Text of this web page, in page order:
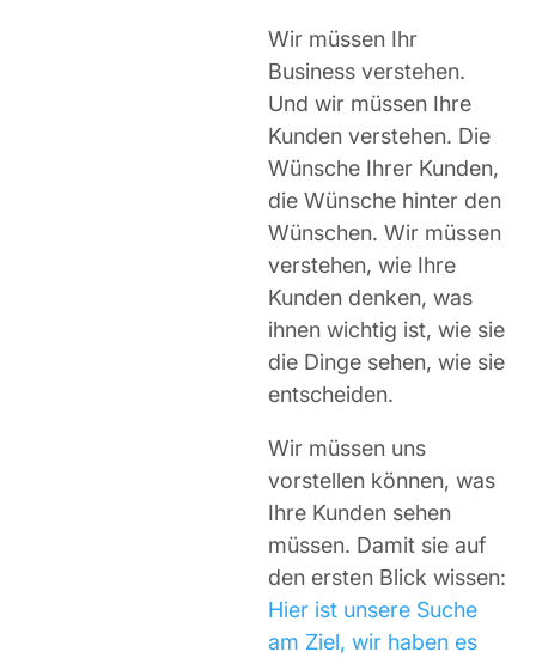
Wir müssen Ihr
Business verstehen.
Und wir müssen Ihre
Kunden verstehen. Die
Wünsche Ihrer Kunden,
die Wünsche hinter den
Wünschen. Wir müssen
verstehen, wie Ihre
Kunden denken, was
ihnen wichtig ist, wie sie
die Dinge sehen, wie sie
entscheiden.
Wir müssen uns
vorstellen können, was
Ihre Kunden sehen
müssen. Damit sie auf
den ersten Blick wissen:
Hier ist unsere Suche
am Ziel, wir haben es